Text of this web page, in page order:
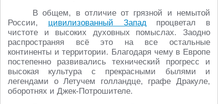
В общем, в отличие от грязной и немытой
России, цивилизованный Западпроцветал в
чистоте и высоких духовных помыслах. Заодно
распространяя всё это на все остальные
континенты и территории. Благодаря чему в Европе
постепенно развивались технический прогресс и
высокая культура с прекрасными былями и
легендами о Летучем голландце, графе Дракуле,
оборотнях и Джек-Потрошителе.